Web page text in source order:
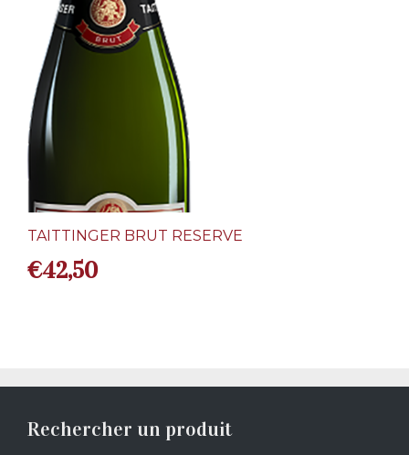
TAITTINGER BRUT RESERVE
€42,50
Rechercher un produit